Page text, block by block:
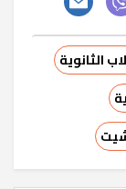
الثانوية
شيت